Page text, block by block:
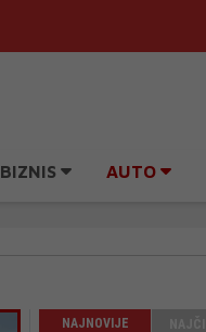
BIZNIS AUTO
NAJNOVIJE